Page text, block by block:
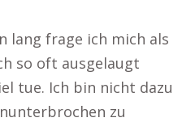
lang frage ich mich als
so oft ausgelaugt
tue. Ich bin nicht dazu
zu